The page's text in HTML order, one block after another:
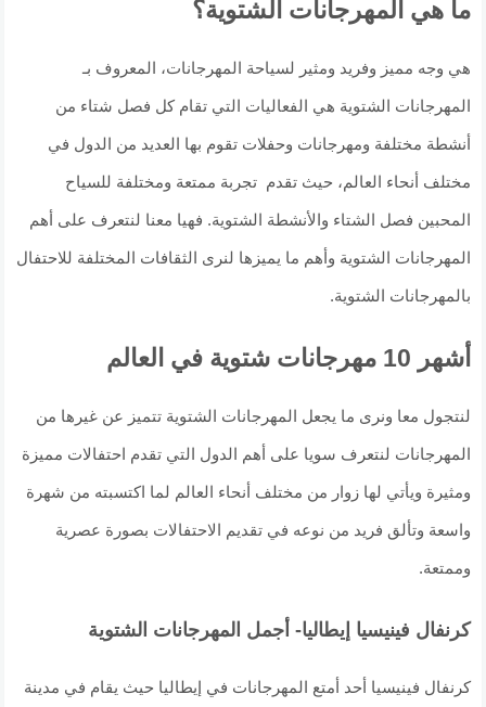
ما هي المهرجانات الشتوية؟
هي وجه مميز وفريد ومثير لسياحة المهرجانات، المعروف بـ
المهرجانات الشتوية هي الفعاليات التي تقام كل فصل شتاء من
أنشطة مختلفة ومهرجانات وحفلات تقوم بها العديد من الدول في
مختلف أنحاء العالم، حيث تقدم تجربة ممتعة ومختلفة للسياح
المحبين فصل الشتاء والأنشطة الشتوية. فهيا معنا لنتعرف على أهم
المهرجانات الشتوية وأهم ما يميزها لنرى الثقافات المختلفة للاحتفال
بالمهرجانات الشتوية.
أشهر 10 مهرجانات شتوية في العالم
لنتجول معا ونرى ما يجعل المهرجانات الشتوية تتميز عن غيرها من
المهرجانات لنتعرف سويا على أهم الدول التي تقدم احتفالات مميزة
ومثيرة ويأتي لها زوار من مختلف أنحاء العالم لما اكتسبته من شهرة
واسعة وتألق فريد من نوعه في تقديم الاحتفالات بصورة عصرية
وممتعة.
كرنفال فينيسيا إيطاليا- أجمل المهرجانات الشتوية
كرنفال فينيسيا أحد أمتع المهرجانات في إيطاليا حيث يقام في مدينة